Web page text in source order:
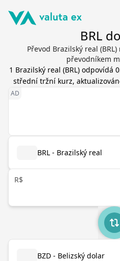
BRL
Převod Brazilský real
převodníkem
1 Brazilský real (BRL) odpovídá
střední tržní kurz,
BRL - Brazilský real
R$
BZD - Belizský dolar